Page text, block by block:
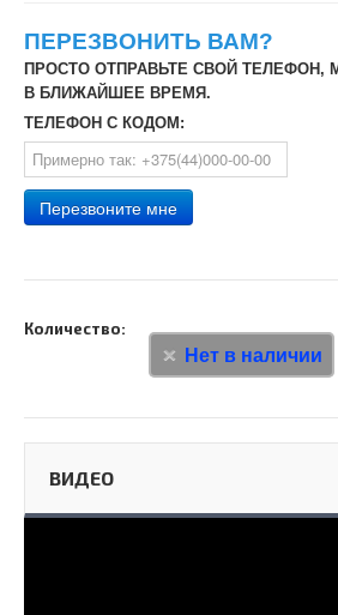
ПЕРЕЗВОНИТЬ ВАМ?
ПРОСТО ОТПРАВЬТЕ СВОЙ ТЕЛЕФОН,
В БЛИЖАЙШЕЕ ВРЕМЯ.
ТЕЛЕФОН С КОДОМ:
Перезвоните мне
Количество:
Нет в наличии
ВИДЕО